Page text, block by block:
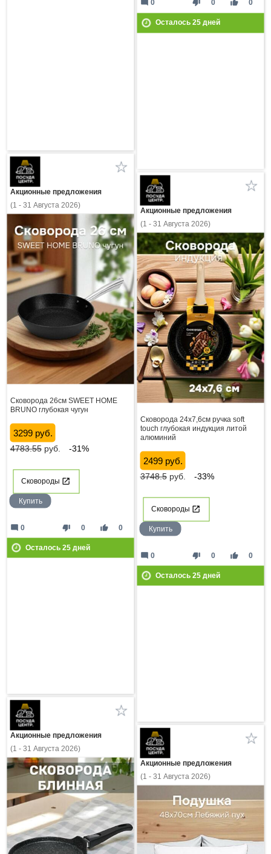
thumb_down 0 thumb_up 0
mode_comment 0
Осталось 25дней
Акционные предложения
(1 - 31 Августа 2026)
Сковорода 26см SWEET HOME
BRUNO глубокая чугун
3299 руб.
4783.55руб. -31%
Сковороды
Купить
thumb_down 0 thumb_up 0
mode_comment 0
Осталось 25дней
Акционные предложения
(1 - 31 Августа 2026)
Сковорода 24х7,6см ручка soft
touch глубокая индукция литой
алюминий
2499 руб.
3748.5руб. -33%
Сковороды
Купить
thumb_down 0 thumb_up 0
mode_comment 0
Осталось 25дней
Акционные предложения
(1 - 31 Августа 2026)
Акционные предложения
(1 - 31 Августа 2026)